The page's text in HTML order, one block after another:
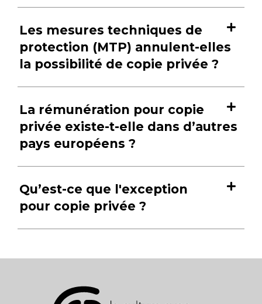
Les mesures techniques de
protection (MTP) annulent-elles
la possibilité de copie privée ?
La rémunération pour copie
privée existe-t-elle dans d’autres
pays européens ?
Qu’est-ce que l'exception
pour copie privée ?